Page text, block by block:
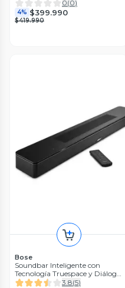
0(0)
4% $399.990
$419.990
Bose
Soundbar Inteligente con
Tecnología Truespace y Diálogo
IA
3.8(5)